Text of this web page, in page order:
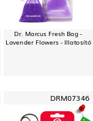
Dr. Marcus Fresh Bag -
Lavender Flowers - Illatosító
DRM07346